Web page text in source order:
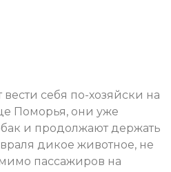
себя по-хозяйски на
Поморья, они уже
и продолжают держать
дикое животное, не
пассажиров на